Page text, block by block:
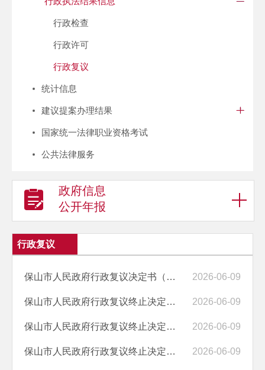
行政检查
行政许可
行政复议
统计信息
建议提案办理结果
国家统一法律职业资格考试
公共法律服务
政府信息
公开年报
行政复议
保山市人民政府行政复议决定书（保政复〔2025〕32号） 2026-06-09
保山市人民政府行政复议终止决定书（保政复〔2026〕41号） 2026-06-09
保山市人民政府行政复议终止决定书（保政复〔2026〕40号） 2026-06-09
保山市人民政府行政复议终止决定书（​保政复〔2026〕39号） 2026-06-09